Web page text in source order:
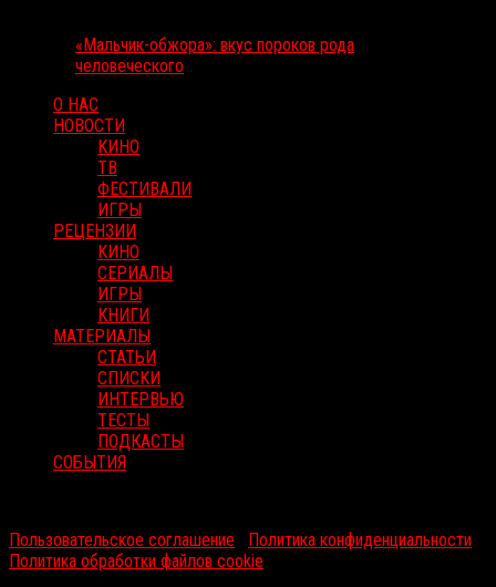
«Мальчик-обжора»: вкус пороков рода
человеческого
О НАС
НОВОСТИ
КИНО
ТВ
ФЕСТИВАЛИ
ИГРЫ
РЕЦЕНЗИИ
КИНО
СЕРИАЛЫ
ИГРЫ
КНИГИ
МАТЕРИАЛЫ
СТАТЬИ
СПИСКИ
ИНТЕРВЬЮ
ТЕСТЫ
ПОДКАСТЫ
СОБЫТИЯ
Пользовательское соглашение
Политика конфиденциальности
Политика обработки файлов cookie